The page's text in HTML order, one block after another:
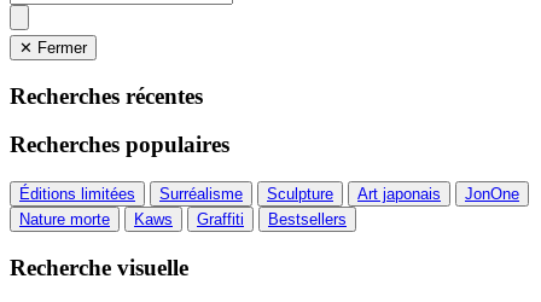
✕ Fermer
Recherches récentes
Recherches populaires
Éditions limitées Surréalisme Sculpture Art japonais
JonOne
Nature morte
Kaws Graffiti Bestsellers
Recherche visuelle